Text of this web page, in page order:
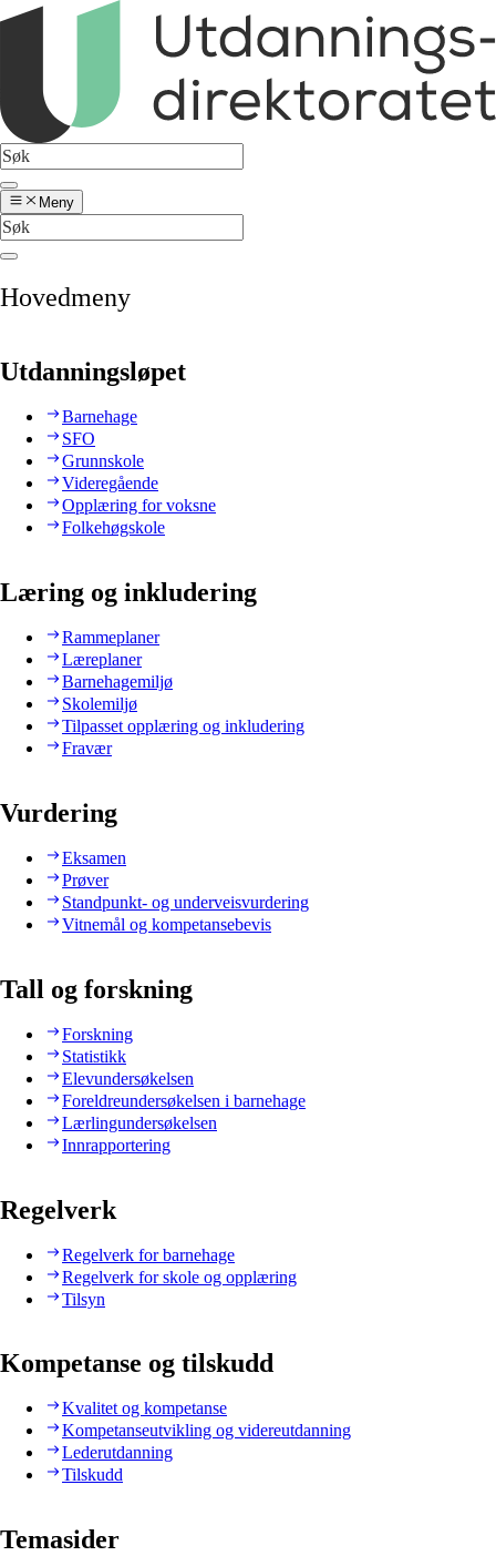
Meny
Hovedmeny
Utdanningsløpet
Barnehage
SFO
Grunnskole
Videregående
Opplæring for voksne
Folkehøgskole
Læring og inkludering
Rammeplaner
Læreplaner
Barnehagemiljø
Skolemiljø
Tilpasset opplæring og inkludering
Fravær
Vurdering
Eksamen
Prøver
Standpunkt- og underveisvurdering
Vitnemål og kompetansebevis
Tall og forskning
Forskning
Statistikk
Elevundersøkelsen
Foreldreundersøkelsen i barnehage
Lærlingundersøkelsen
Innrapportering
Regelverk
Regelverk for barnehage
Regelverk for skole og opplæring
Tilsyn
Kompetanse og tilskudd
Kvalitet og kompetanse
Kompetanseutvikling og videreutdanning
Lederutdanning
Tilskudd
Temasider